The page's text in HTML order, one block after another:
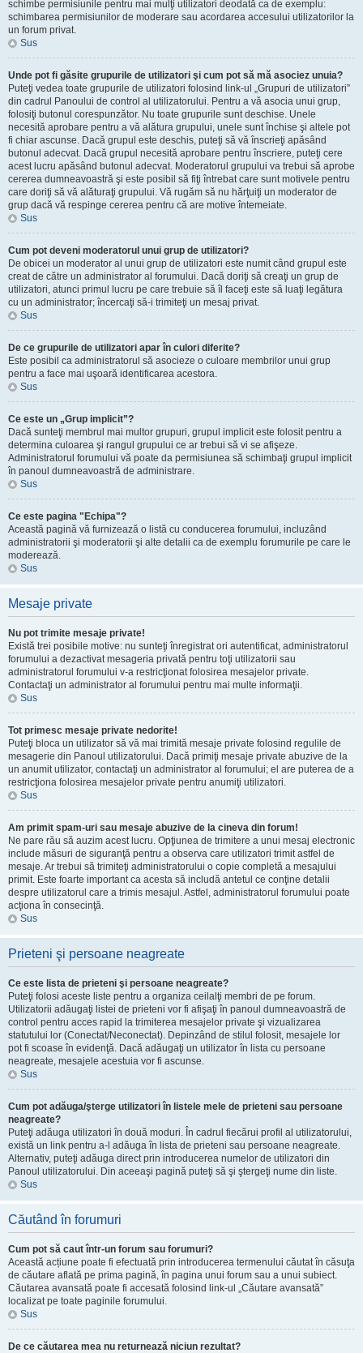
schimbe permisiunile pentru mai mulţi utilizatori deodată ca de exemplu:
schimbarea permisiunilor de moderare sau acordarea accesului utilizatorilor la
un forum privat.
Sus
Unde pot fi găsite grupurile de utilizatori şi cum pot să mă asociez unuia?
Puteţi vedea toate grupurile de utilizatori folosind link-ul „Grupuri de utilizatori”
din cadrul Panoului de control al utilizatorului. Pentru a vă asocia unui grup,
folosiţi butonul corespunzător. Nu toate grupurile sunt deschise. Unele
necesită aprobare pentru a vă alătura grupului, unele sunt închise şi altele pot
fi chiar ascunse. Dacă grupul este deschis, puteţi să vă înscrieţi apăsând
butonul adecvat. Dacă grupul necesită aprobare pentru înscriere, puteţi cere
acest lucru apăsând butonul adecvat. Moderatorul grupului va trebui să aprobe
cererea dumneavoastră şi este posibil să fiţi întrebat care sunt motivele pentru
care doriţi să vă alăturaţi grupului. Vă rugăm să nu hărţuiţi un moderator de
grup dacă vă respinge cererea pentru că are motive întemeiate.
Sus
Cum pot deveni moderatorul unui grup de utilizatori?
De obicei un moderator al unui grup de utilizatori este numit când grupul este
creat de către un administrator al forumului. Dacă doriţi să creaţi un grup de
utilizatori, atunci primul lucru pe care trebuie să îl faceţi este să luaţi legătura
cu un administrator; încercaţi să-i trimiteţi un mesaj privat.
Sus
De ce grupurile de utilizatori apar în culori diferite?
Este posibil ca administratorul să asocieze o culoare membrilor unui grup
pentru a face mai uşoară identificarea acestora.
Sus
Ce este un „Grup implicit”?
Dacă sunteţi membrul mai multor grupuri, grupul implicit este folosit pentru a
determina culoarea şi rangul grupului ce ar trebui să vi se afişeze.
Administratorul forumului vă poate da permisiunea să schimbaţi grupul implicit
în panoul dumneavoastră de administrare.
Sus
Ce este pagina "Echipa"?
Această pagină vă furnizează o listă cu conducerea forumului, incluzând
administratorii şi moderatorii şi alte detalii ca de exemplu forumurile pe care le
moderează.
Sus
Mesaje private
Nu pot trimite mesaje private!
Există trei posibile motive: nu sunteţi înregistrat ori autentificat, administratorul
forumului a dezactivat mesageria privată pentru toţi utilizatorii sau
administratorul forumului v-a restricţionat folosirea mesajelor private.
Contactaţi un administrator al forumului pentru mai multe informaţii.
Sus
Tot primesc mesaje private nedorite!
Puteţi bloca un utilizator să vă mai trimită mesaje private folosind regulile de
mesagerie din Panoul utilizatorului. Dacă primiţi mesaje private abuzive de la
un anumit utilizator, contactaţi un administrator al forumului; el are puterea de a
restricţiona folosirea mesajelor private pentru anumiţi utilizatori.
Sus
Am primit spam-uri sau mesaje abuzive de la cineva din forum!
Ne pare rău să auzim acest lucru. Opţiunea de trimitere a unui mesaj electronic
include măsuri de siguranţă pentru a observa care utilizatori trimit astfel de
mesaje. Ar trebui să trimiteţi administratorului o copie completă a mesajului
primit. Este foarte important ca acesta să includă antetul ce conţine detalii
despre utilizatorul care a trimis mesajul. Astfel, administratorul forumului poate
acţiona în consecinţă.
Sus
Prieteni şi persoane neagreate
Ce este lista de prieteni şi persoane neagreate?
Puteţi folosi aceste liste pentru a organiza ceilalţi membri de pe forum.
Utilizatorii adăugaţi listei de prieteni vor fi afişaţi în panoul dumneavoastră de
control pentru acces rapid la trimiterea mesajelor private şi vizualizarea
statutului lor (Conectat/Neconectat). Depinzând de stilul folosit, mesajele lor
pot fi scoase în evidenţă. Dacă adăugaţi un utilizator în lista cu persoane
neagreate, mesajele acestuia vor fi ascunse.
Sus
Cum pot adăuga/şterge utilizatori în listele mele de prieteni sau persoane
neagreate?
Puteţi adăuga utilizatori în două moduri. În cadrul fiecărui profil al utilizatorului,
există un link pentru a-l adăuga în lista de prieteni sau persoane neagreate.
Alternativ, puteţi adăuga direct prin introducerea numelor de utilizatori din
Panoul utilizatorului. Din aceeaşi pagină puteţi să şi ştergeţi nume din liste.
Sus
Căutând în forumuri
Cum pot să caut într-un forum sau forumuri?
Această acțiune poate fi efectuată prin introducerea termenului căutat în căsuţa
de căutare aflată pe prima pagină, în pagina unui forum sau a unui subiect.
Căutarea avansată poate fi accesată folosind link-ul „Căutare avansată”
localizat pe toate paginile forumului.
Sus
De ce căutarea mea nu returnează niciun rezultat?